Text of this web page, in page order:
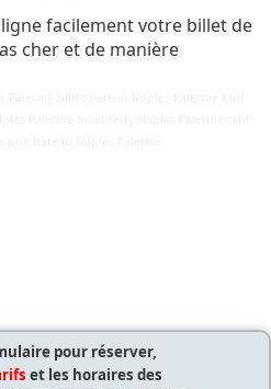
facilement votre billet de
cher et de manière
pour réserver,
et les horaires des